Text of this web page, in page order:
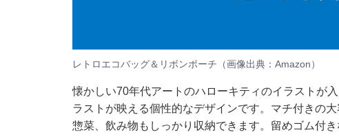
レトロエコバッグ＆リボンポーチ（画像出典：Amazon）
懐かしい70年代アートのハローキティのイラストが
ラストが映える個性的なデザインです。マチ付きの
惣菜、飲み物もしっかり収納できます。留めゴム付き